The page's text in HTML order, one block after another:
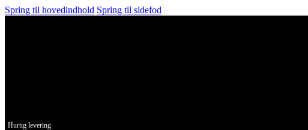
Spring til hovedindhold Spring til sidefod
Hurtig levering